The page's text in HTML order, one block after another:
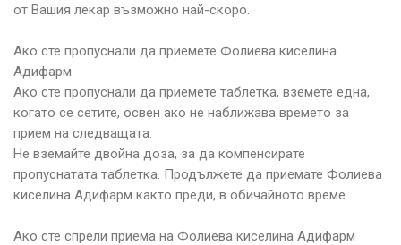
от Вашия лекар възможно най-скоро.
Ако сте пропуснали да приемете Фолиева киселина
Адифарм
Ако сте пропуснали да приемете таблетка, вземете една,
когато се сетите, освен ако не наближава времето за
прием на следващата.
Не вземайте двойна доза, за да компенсирате
пропуснатата таблетка. Продължете да приемате Фолиева
киселина Адифарм както преди, в обичайното време.
Ако сте спрели приема на Фолиева киселина Адифарм